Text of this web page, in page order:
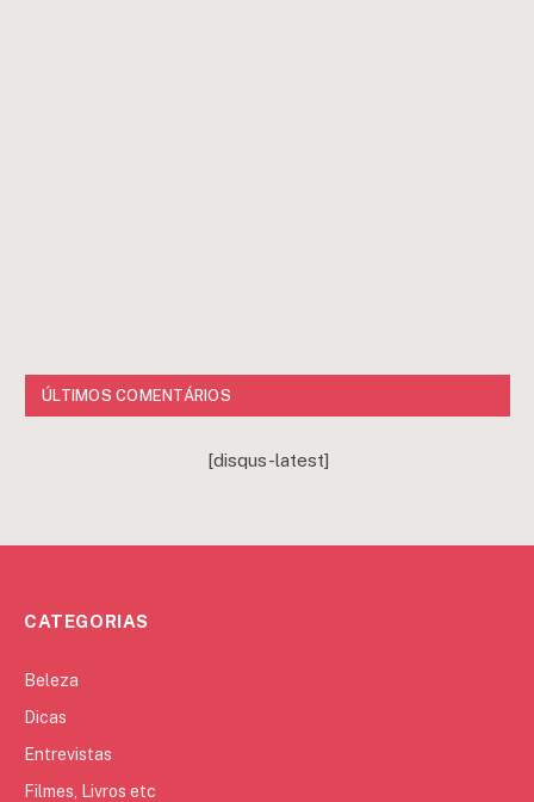
ÚLTIMOS COMENTÁRIOS
[disqus-latest]
CATEGORIAS
Beleza
Dicas
Entrevistas
Filmes, Livros etc